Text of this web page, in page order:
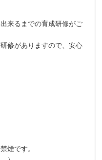
来るまでの育成研修がご
修がありますので、安心
煙です。